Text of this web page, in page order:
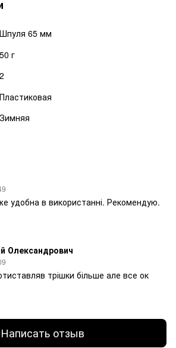
Шпуля 65 мм
50 г
2
Пластиковая
Зимняя
удобна в використанні. Рекомендую.
Олександрович
трішки більше але все ок
Написать отзыв